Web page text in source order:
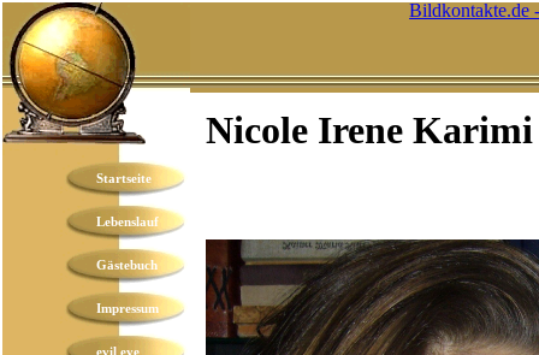
Startseite
Lebenslauf
Gästebuch
Impressum
evil eye
Nicole Irene Karimi
Bildkontakte.de